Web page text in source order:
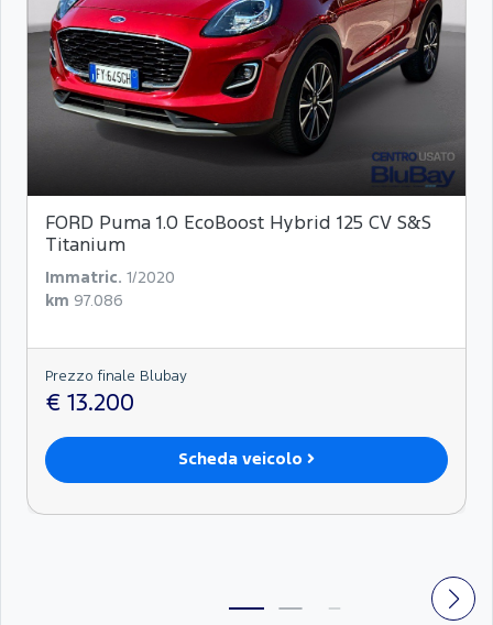
FORD Puma 1.0 EcoBoost Hybrid 125 CV S&S
Titanium
Immatric. 1/2020
km 97.086
Prezzo finale Blubay
€ 13.200
Scheda veicolo